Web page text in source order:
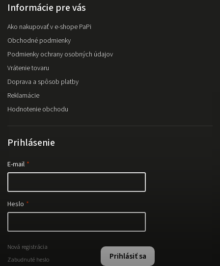
Informácie pre vás
Ako nakupovať v e-shope PaPi
Obchodné podmienky
Podmienky ochrany osobných údajov
Vrátenie tovaru
Doprava a spôsob platby
Reklamácie
Hodnotenie obchodu
Prihlásenie
E-mail
Heslo
Prihlásiť sa
Nová registrácia
Zabudnuté heslo